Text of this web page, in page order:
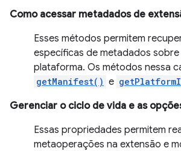
Como acessar metadados de
Esses métodos permitem
específicas de metadados sobre
plataforma. Os métodos nessa
getManifest() e
Gerenciar o ciclo de vida e as
Essas propriedades permitem
metaoperações na extensão e